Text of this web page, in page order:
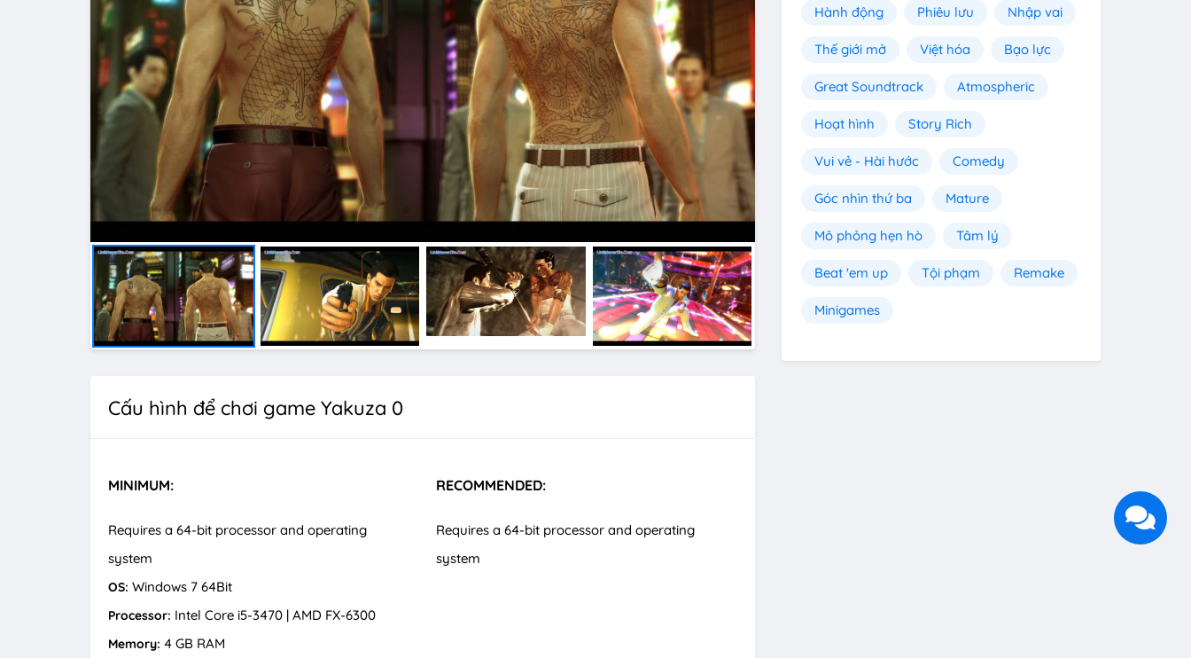
Cấu hình để chơi game Yakuza 0
MINIMUM:
Requires a 64-bit processor and operating
system
OS: Windows 7 64Bit
Processor: Intel Core i5-3470 | AMD FX-6300
Memory: 4 GB RAM
RECOMMENDED:
Requires a 64-bit processor and operating
system
Hành động Phiêu lưu Nhập vai
Thế giới mở Việt hóa Bạo lực
Great Soundtrack Atmospheric
Hoạt hình Story Rich
Vui vẻ - Hài hước Comedy
Góc nhìn thứ ba Mature
Mô phỏng hẹn hò Tâm lý
Beat 'em up Tội phạm Remake
Minigames